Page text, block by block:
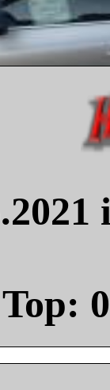
0